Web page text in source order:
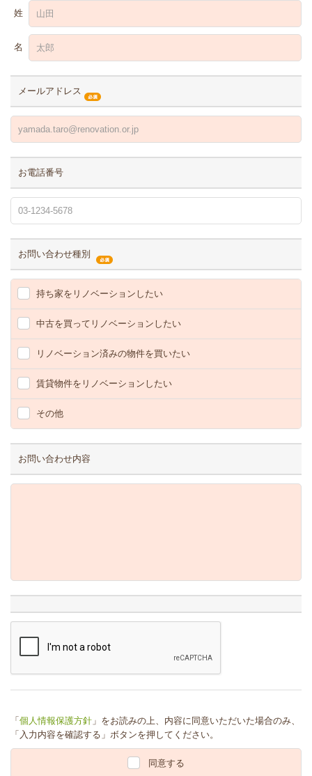
姓
名
メールアドレス
お電話番号
お問い合わせ種別
持ち家をリノベーションしたい
中古を買ってリノベーションしたい
リノベーション済みの物件を買いたい
賃貸物件をリノベーションしたい
その他
お問い合わせ内容
「 個人情報保護方針 」をお読みの上、内容に同意いただいた場合のみ、
「入力内容を確認する」ボタンを押してください。
同意する